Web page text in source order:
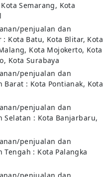
Semarang, Kota
penjualan dan
Kota Batu, Kota Blitar, Kota
Kota Mojokerto, Kota
Kota Surabaya
penjualan dan
: Kota Pontianak, Kota
penjualan dan
Selatan : Kota Banjarbaru,
penjualan dan
: Kota Palangka